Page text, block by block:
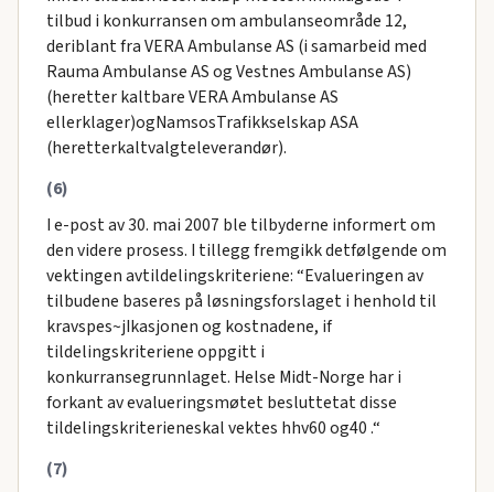
tilbud i konkurransen om ambulanseområde 12,
deriblant fra VERA Ambulanse AS (i samarbeid med
Rauma Ambulanse AS og Vestnes Ambulanse AS)
(heretter kaltbare VERA Ambulanse AS
ellerklager)ogNamsosTrafikkselskap ASA
(heretterkaltvalgteleverandør).
(6)
I e-post av 30. mai 2007 ble tilbyderne informert om
den videre prosess. I tillegg fremgikk detfølgende om
vektingen avtildelingskriteriene: “Evalueringen av
tilbudene baseres på løsningsforslaget i henhold til
kravspes~jIkasjonen og kostnadene, if
tildelingskriteriene oppgitt i
konkurransegrunnlaget. Helse Midt-Norge har i
forkant av evalueringsmøtet besluttetat disse
tildelingskriterieneskal vektes hhv60 og40 .“
(7)